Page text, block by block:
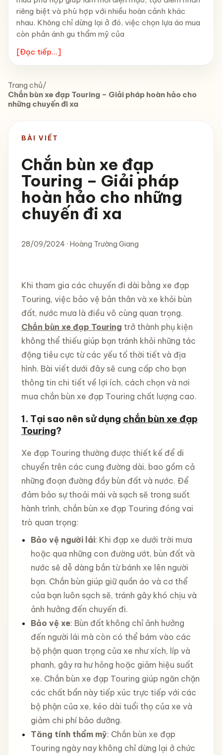
riêng biệt và phù hợp với nhiều hoàn cảnh khác
nhau. Không chỉ dừng lại ở đó, việc chọn lựa áo mua
còn phản ánh gu thẩm mỹ của
[Đọc tiếp...]
Trang chủ/
Chắn bùn xe đạp Touring – Giải pháp hoàn hảo cho
những chuyến đi xa
BÀI VIẾT
Chắn bùn xe đạp
Touring – Giải pháp
hoàn hảo cho những
chuyến đi xa
28/09/2024 · Hoàng Trường Giang
Khi tham gia các chuyến đi dài bằng xe đạp
Touring, việc bảo vệ bản thân và xe khỏi bùn
đất, nước mưa là điều vô cùng quan trọng.
Chắn bùn xe đạp Touring trở thành phụ kiện
không thể thiếu giúp bạn tránh khỏi những tác
động tiêu cực từ các yếu tố thời tiết và địa
hình. Bài viết dưới đây sẽ cung cấp cho bạn
thông tin chi tiết về lợi ích, cách chọn và nơi
mua chắn bùn xe đạp Touring chất lượng cao.
1. Tại sao nên sử dụng chắn bùn xe đạp
Touring?
Xe đạp Touring thường được thiết kế để di
chuyển trên các cung đường dài, bao gồm cả
những đoạn đường đầy bùn đất và nước. Để
đảm bảo sự thoải mái và sạch sẽ trong suốt
hành trình, chắn bùn xe đạp Touring đóng vai
trò quan trọng:
Bảo vệ người lái: Khi đạp xe dưới trời mưa
hoặc qua những con đường ướt, bùn đất và
nước sẽ dễ dàng bắn từ bánh xe lên người
bạn. Chắn bùn giúp giữ quần áo và cơ thể
của bạn luôn sạch sẽ, tránh gây khó chịu và
ảnh hưởng đến chuyến đi.
Bảo vệ xe: Bùn đất không chỉ ảnh hưởng
đến người lái mà còn có thể bám vào các
bộ phận quan trọng của xe như xích, líp và
phanh, gây ra hư hỏng hoặc giảm hiệu suất
xe. Chắn bùn xe đạp Touring giúp ngăn chặn
các chất bẩn này tiếp xúc trực tiếp với các
bộ phận của xe, kéo dài tuổi thọ của xe và
giảm chi phí bảo dưỡng.
Tăng tính thẩm mỹ: Chắn bùn xe đạp
Touring ngày nay không chỉ dừng lại ở chức